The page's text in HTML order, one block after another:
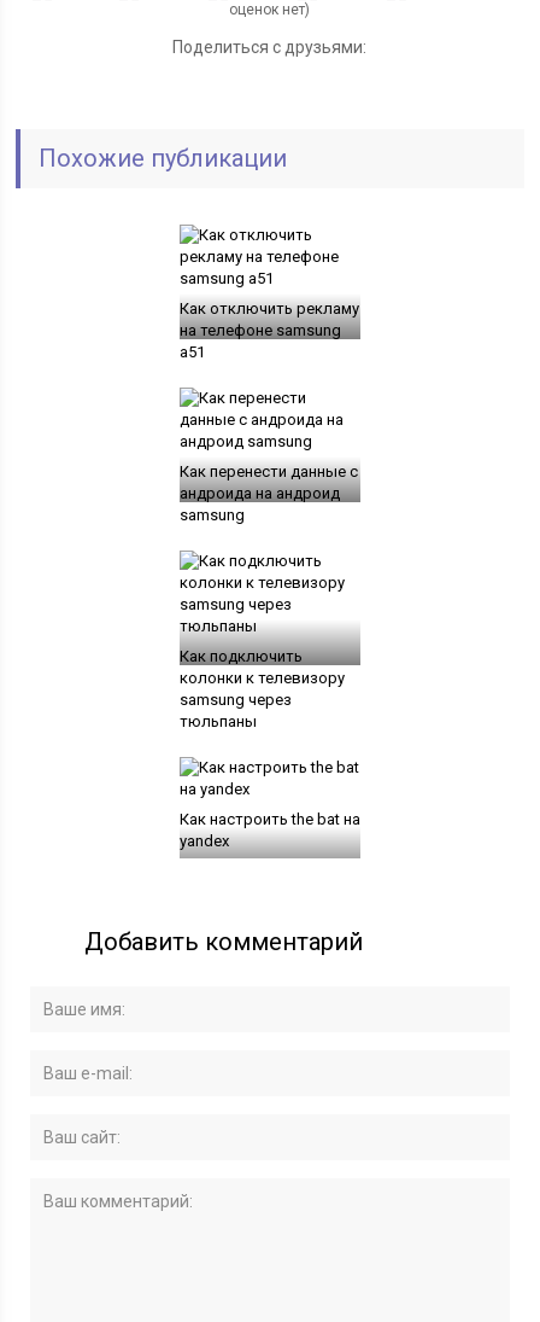
оценок нет)
Поделиться с друзьями:
Похожие публикации
Как отключить рекламу
на телефоне samsung
а51
Как перенести данные с
андроида на андроид
samsung
Как подключить
колонки к телевизору
samsung через
тюльпаны
Как настроить the bat на
yandex
Добавить комментарий